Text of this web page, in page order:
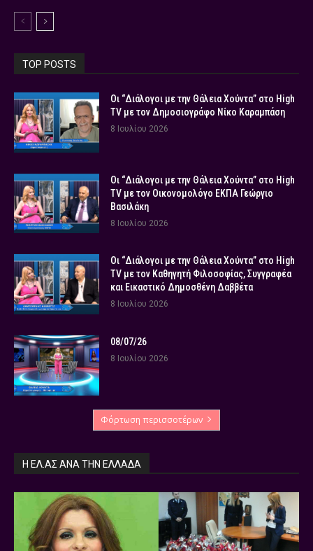
TOP POSTS
Οι “Διάλογοι με την Θάλεια Χούντα” στο High
TV με τον Δημοσιογράφο Νίκο Καραμπάση
8 Ιουλίου 2026
Οι “Διάλογοι με την Θάλεια Χούντα” στο High
TV με τον Οικονομολόγο ΕΚΠΑ Γεώργιο
Βασιλάκη
8 Ιουλίου 2026
Οι “Διάλογοι με την Θάλεια Χούντα” στο High
TV με τον Καθηγητή Φιλοσοφίας, Συγγραφέα
και Εικαστικό Δημοσθένη Δαββέτα
8 Ιουλίου 2026
08/07/26
8 Ιουλίου 2026
Φόρτωση περισσοτέρων
Η ΕΛ.ΑΣ ΑΝΆ ΤΗΝ ΕΛΛΆΔΑ